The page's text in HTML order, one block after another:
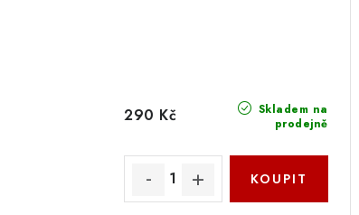
Skladem na
prodejně
290 Kč